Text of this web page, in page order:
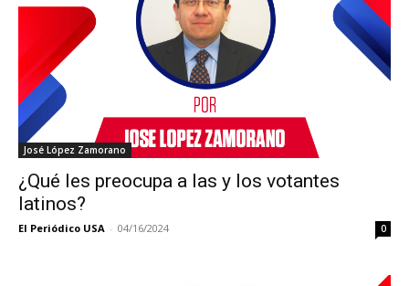
José López Zamorano
¿Qué les preocupa a las y los votantes
latinos?
El Periódico USA - 04/16/2024 0